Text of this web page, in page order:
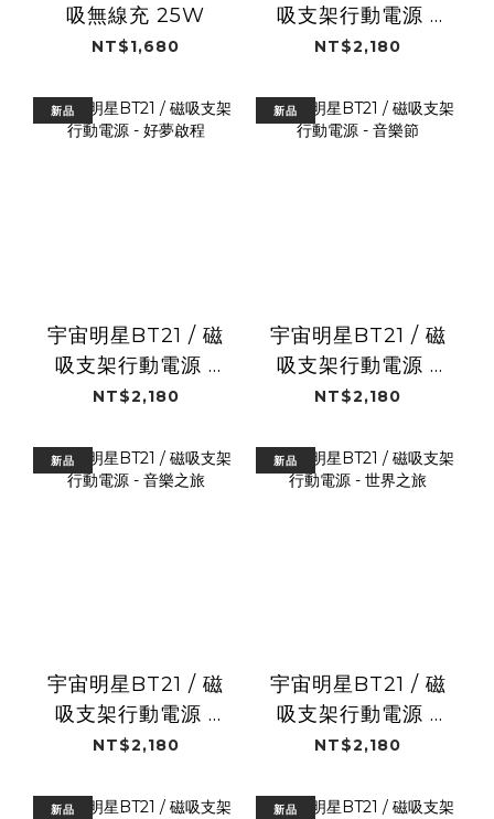
吸無線充 25W
NT$1,680
吸支架行動電源 -
夏日假期
NT$2,180
新品
宇宙明星BT21 / 磁
吸支架行動電源 -
好夢啟程
NT$2,180
新品
宇宙明星BT21 / 磁
吸支架行動電源 -
音樂節
NT$2,180
新品
宇宙明星BT21 / 磁
吸支架行動電源 -
音樂之旅
NT$2,180
新品
宇宙明星BT21 / 磁
吸支架行動電源 -
世界之旅
NT$2,180
新品 新品